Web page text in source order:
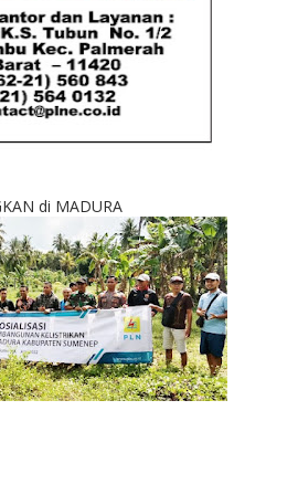
di MADURA